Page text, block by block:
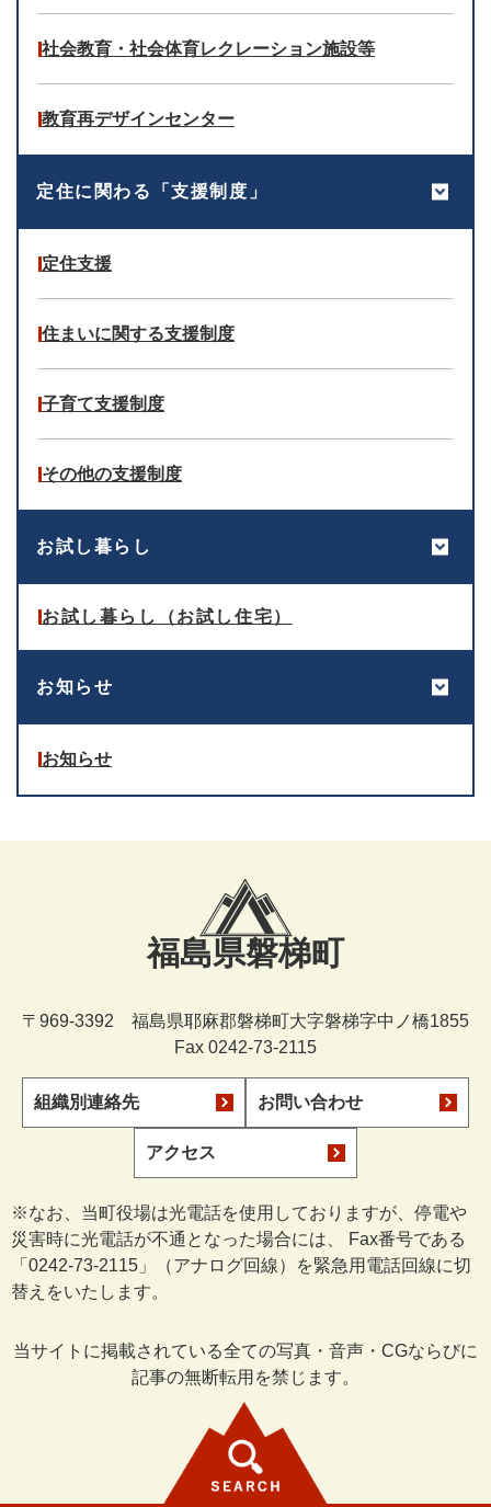
社会教育・社会体育レクレーション施設等
教育再デザインセンター
定住に関わる「支援制度」
定住支援
住まいに関する支援制度
子育て支援制度
その他の支援制度
お試し暮らし
お試し暮らし（お試し住宅）
お知らせ
お知らせ
福島県磐梯町
〒969-3392 福島県耶麻郡磐梯町大字磐梯字中ノ橋1855
Fax 0242-73-2115
組織別連絡先 お問い合わせ
アクセス
※なお、当町役場は光電話を使用しておりますが、停電や
災害時に光電話が不通となった場合には、 Fax番号である
「0242-73-2115」（アナログ回線）を緊急用電話回線に切
替えをいたします。
当サイトに掲載されている全ての写真・音声・CGならびに
記事の無断転用を禁じます。